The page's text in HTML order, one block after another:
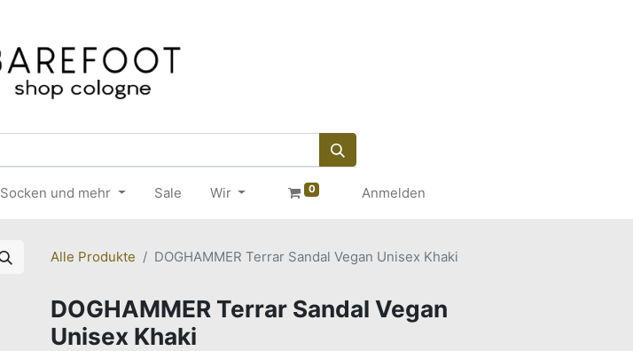
Socken und mehr Sale Wir 0 Anmelden
Alle Produkte DOGHAMMER Terrar Sandal Vegan Unisex Khaki
DOGHAMMER Terrar Sandal Vegan
Unisex Khaki